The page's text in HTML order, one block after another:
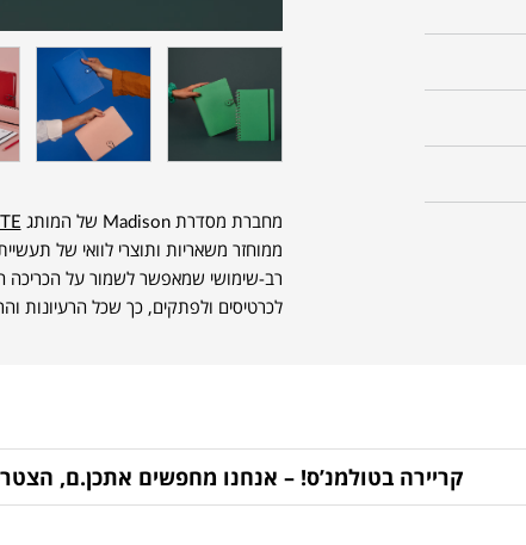
מחברת מסדרת Madison של המותג
ממוחזר משאריות ותוצרי לוואי של
רב-שימושי שמאפשר לשמור על הכריכה
לכרטיסים ולפתקים, כך שכל הרעיונות
קריירה בטולמנ’ס! – אנחנו מחפשים אתכן.ם,